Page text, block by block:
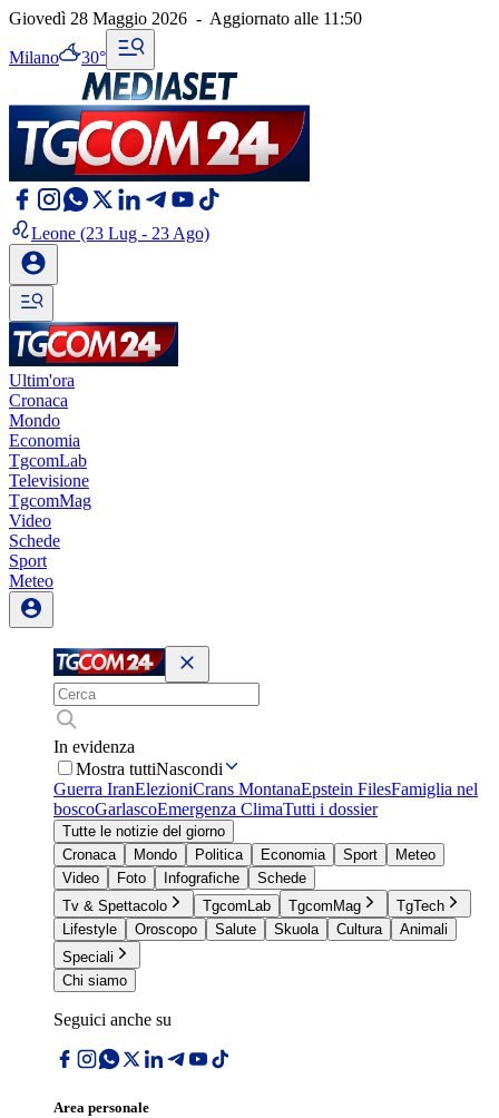
Giovedì 28 Maggio 2026 - Aggiornato alle 11:50
Milano 30°
Leone (23 Lug - 23 Ago)
Ultim'ora
Cronaca
Mondo
Economia
TgcomLab
Televisione
TgcomMag
Video
Schede
Sport
Meteo
In evidenza
Mostra tuttiNascondi
Guerra IranElezioniCrans MontanaEpstein FilesFamiglia nel
boscoGarlascoEmergenza ClimaTutti i dossier
Tutte le notizie del giorno
Cronaca
Mondo Politica Economia Sport
Meteo
Video
Foto Infografiche
Schede
Tv & Spettacolo
TgcomLab TgcomMag
TgTech
Lifestyle
Oroscopo Salute Skuola Cultura
Animali
Speciali
Chi siamo
Seguici anche su
Area personale